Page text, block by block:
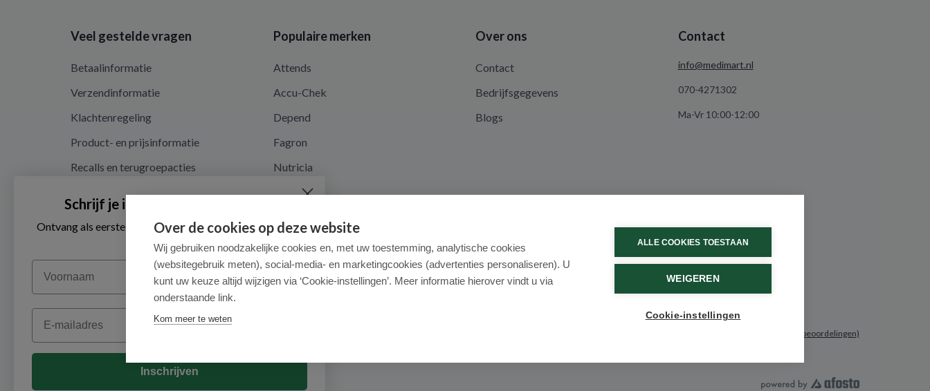
Veel gestelde vragen
Betaalinformatie
Verzendinformatie
Klachtenregeling
Product- en prijsinformatie
Recalls en terugroepacties
Privacy en cookieverklaring
Cookie instellingen
Algemene voorwaarden
Herroepingsrecht en retouren
Populaire merken
Attends
Accu-Chek
Depend
Fagron
Nutricia
Over ons
Contact
Bedrijfsgegevens
Blogs
Contact
info@medimart.nl
070-4271302
Ma-Vr 10:00-12:00
(531 beoordelingen)
Over de cookies op deze website
Wij gebruiken noodzakelijke cookies en, met uw toestemming, analytische cookies
(websitegebruik meten), social-media- en marketingcookies (advertenties personaliseren). U
kunt uw keuze altijd wijzigen via ‘Cookie-instellingen’. Meer informatie hierover vindt u via
onderstaande link.
Kom meer te weten
ALLE COOKIES TOESTAAN
WEIGEREN
Cookie-instellingen
Schrijf je in voor onze nieuwsbrief
Ontvang als eerste de beste aanbiedingen en persoonlijk
Voornaam
Email
Inschrijven